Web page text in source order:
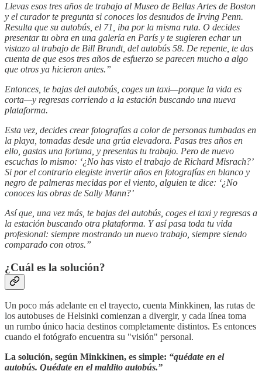
Llevas esos tres años de trabajo al Museo de Bellas Artes de Boston
y el curador te pregunta si conoces los desnudos de Irving Penn.
Resulta que su autobús, el 71, iba por la misma ruta. O decides
presentar tu obra en una galería en París y te sugieren echar un
vistazo al trabajo de Bill Brandt, del autobús 58. De repente, te das
cuenta de que esos tres años de esfuerzo se parecen mucho a algo
que otros ya hicieron antes.”
Entonces, te bajas del autobús, coges un taxi—porque la vida es
corta—y regresas corriendo a la estación buscando una nueva
plataforma.
Esta vez, decides crear fotografías a color de personas tumbadas en
la playa, tomadas desde una grúa elevadora. Pasas tres años en
ello, gastas una fortuna, y presentas tu trabajo. Pero de nuevo
escuchas lo mismo: ‘¿No has visto el trabajo de Richard Misrach?’
Si por el contrario elegiste invertir años en fotografías en blanco y
negro de palmeras mecidas por el viento, alguien te dice: ‘¿No
conoces las obras de Sally Mann?’
Así que, una vez más, te bajas del autobús, coges el taxi y regresas a
la estación buscando otra plataforma. Y así pasa toda tu vida
profesional: siempre mostrando un nuevo trabajo, siempre siendo
comparado con otros.”
¿Cuál es la solución?
Un poco más adelante en el trayecto, cuenta Minkkinen, las rutas de
los autobuses de Helsinki comienzan a divergir, y cada línea toma
un rumbo único hacia destinos completamente distintos. Es entonces
cuando el fotógrafo encuentra su "visión" personal.
La solución, según Minkkinen, es simple: “quédate en el
autobús. Quédate en el maldito autobús.”